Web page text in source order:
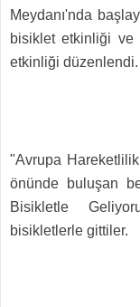
Meydanı'nda
bisiklet etkinliği ve
etkinliği düzenlendi.
"Avrupa
önünde buluşan
Bisikletle
bisikletlerle gittiler.